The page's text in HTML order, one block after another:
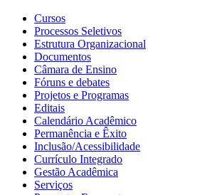
Cursos
Processos Seletivos
Estrutura Organizacional
Documentos
Câmara de Ensino
Fóruns e debates
Projetos e Programas
Editais
Calendário Acadêmico
Permanência e Êxito
Inclusão/Acessibilidade
Currículo Integrado
Gestão Acadêmica
Serviços